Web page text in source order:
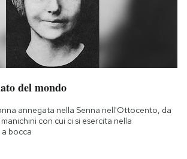
del mondo
annegata nella Senna nell'Ottocento, da
con cui ci si esercita nella
bocca